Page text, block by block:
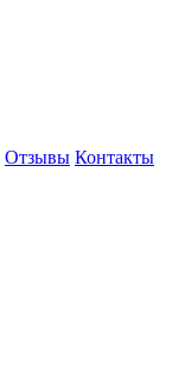
Отзывы Контакты